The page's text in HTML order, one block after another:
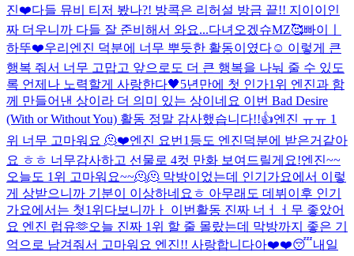
진❤️다들 뮤비 티저 봤나?! 방콕은 리허설 방금 끝!! 지이이인
짜 더우니까 다들 잘 준비해서 와요...다녀오겠슈MZ🥰빠이ㅣ
하뚜❤️우리엔진 덕분에 너무 뿌듯한 활동이였다☺️ 이렇게 큰
행복 줘서 너무 고맙고 앞으로도 더 큰 행복을 나눠 줄 수 있도
록 언제나 노력할게 사랑한다🖤5년만에 첫 인가1위 엔진과 함
께 만들어낸 상이라 더 의미 있는 상이네요 이번 Bad Desire
(With or Without You) 활동 정말 감사했습니다!!👍엔진 ㅠㅠ 1
위 너무 고마워요 🫠❤️엔진 요번1등도 엔진덕분에 받은거같아
요 ㅎㅎ 너무감사하고 선물로 4컷 만화 보여드릴게요!엔진~~
오늘도 1위 고마워요~~🫠🫠 막방이었는데 인기가요에서 이렇
게 상받으니까 기분이 이상하네요ㅎ 아무래도 데뷔이후 인기
가요에서는 첫1위다보니까ㅏ 이번활동 진짜 너ㅓㅓ무 좋았어
요 엔진 럽유🫶오늘 진짜 1위 할 줄 몰랐는데 막방까지 좋은 기
억으로 남겨줘서 고마워요 엔진!! 사랑합니다아❤️❤️😴내일